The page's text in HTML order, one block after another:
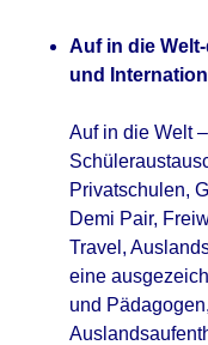
Auf in die
und
Auf in die Welt
Privatschulen,
Demi Pair,
Travel,
eine
und